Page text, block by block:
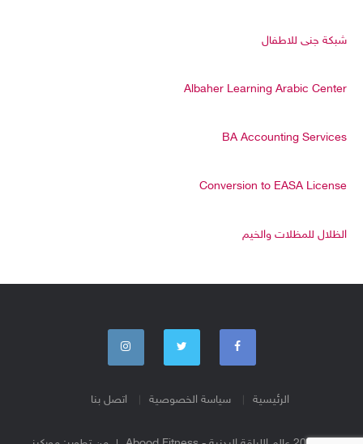
شبكة جنى للاطفال
Albaher Learning Arabic Center
BA Accounting Services
Conversion to EASA License
الظلال للمظلات والخيم
الرئيسية سياسة الخصوصية اتصل بنا